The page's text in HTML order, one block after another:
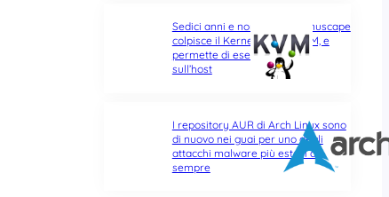
Sedici anni e non sentirli: Januscape
colpisce il Kernel Linux e KVM, e
permette di eseguire codice
sull’host
I repository AUR di Arch Linux sono
di nuovo nei guai per uno degli
attacchi malware più estesi di
sempre